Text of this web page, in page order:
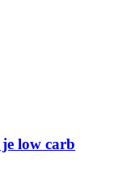
low carb